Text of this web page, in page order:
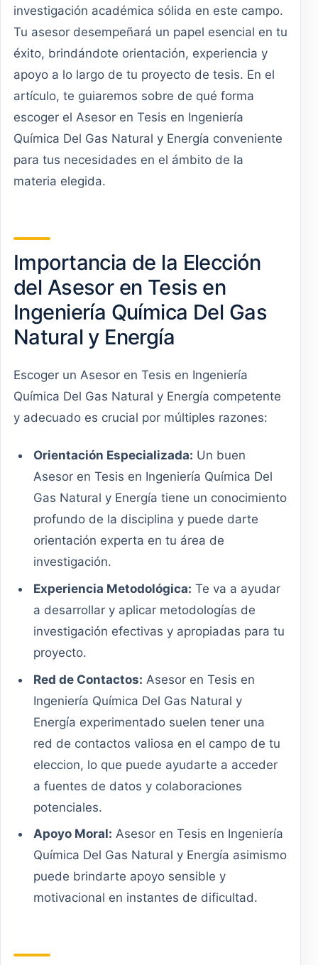
investigación académica sólida en este campo.
Tu asesor desempeñará un papel esencial en tu
éxito, brindándote orientación, experiencia y
apoyo a lo largo de tu proyecto de tesis. En el
artículo, te guiaremos sobre de qué forma
escoger el Asesor en Tesis en Ingeniería
Química Del Gas Natural y Energía conveniente
para tus necesidades en el ámbito de la
materia elegida.
Importancia de la Elección
del Asesor en Tesis en
Ingeniería Química Del Gas
Natural y Energía
Escoger un Asesor en Tesis en Ingeniería
Química Del Gas Natural y Energía competente
y adecuado es crucial por múltiples razones:
Orientación Especializada: Un buen
Asesor en Tesis en Ingeniería Química Del
Gas Natural y Energía tiene un conocimiento
profundo de la disciplina y puede darte
orientación experta en tu área de
investigación.
Experiencia Metodológica: Te va a ayudar
a desarrollar y aplicar metodologías de
investigación efectivas y apropiadas para tu
proyecto.
Red de Contactos: Asesor en Tesis en
Ingeniería Química Del Gas Natural y
Energía experimentado suelen tener una
red de contactos valiosa en el campo de tu
eleccion, lo que puede ayudarte a acceder
a fuentes de datos y colaboraciones
potenciales.
Apoyo Moral: Asesor en Tesis en Ingeniería
Química Del Gas Natural y Energía asimismo
puede brindarte apoyo sensible y
motivacional en instantes de dificultad.